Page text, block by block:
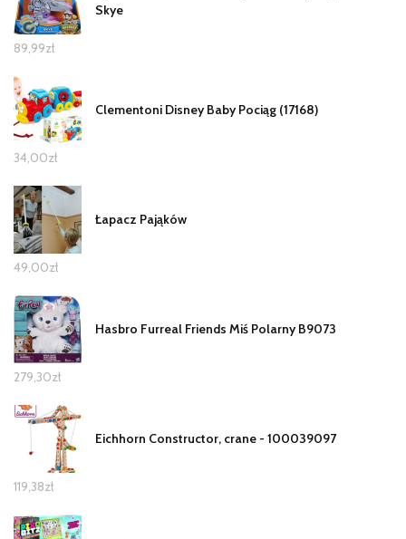
Skye
89,99zł
Clementoni Disney Baby Pociąg (17168)
34,00zł
Łapacz Pająków
49,00zł
Hasbro Furreal Friends Miś Polarny B9073
279,30zł
Eichhorn Constructor, crane - 100039097
119,38zł